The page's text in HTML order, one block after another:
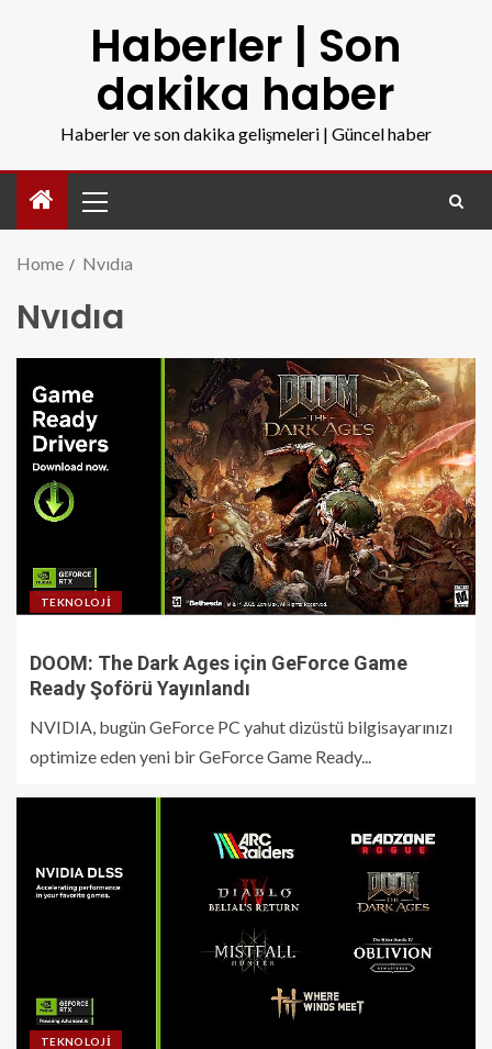
Haberler | Son
dakika haber
Haberler ve son dakika gelişmeleri | Güncel haber
Home Nvıdıa
Nvıdıa
TEKNOLOJI
DOOM: The Dark Ages için GeForce Game
Ready Şoförü Yayınlandı
NVIDIA, bugün GeForce PC yahut dizüstü bilgisayarınızı
optimize eden yeni bir GeForce Game Ready...
TEKNOLOJI